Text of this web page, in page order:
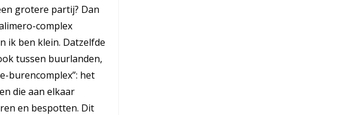
grotere partij? Dan
complex
ik ben klein. Datzelfde
tussen buurlanden,
burencomplex”: het
die aan elkaar
en bespotten. Dit